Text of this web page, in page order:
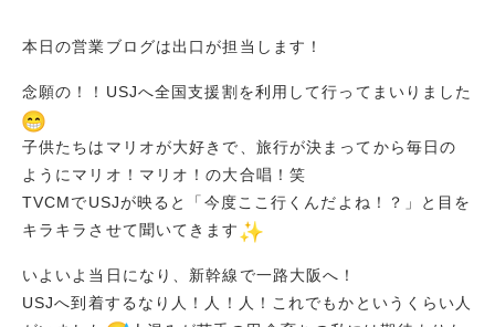
本日の営業ブログは出口が担当します！
念願の！！USJへ全国支援割を利用して行ってまいりました
子供たちはマリオが大好きで、旅行が決まってから毎日の
ようにマリオ！マリオ！の大合唱！笑
TVCMでUSJが映ると「今度ここ行くんだよね！？」と目を
キラキラさせて聞いてきます
いよいよ当日になり、新幹線で一路大阪へ！
USJへ到着するなり人！人！人！これでもかというくらい人